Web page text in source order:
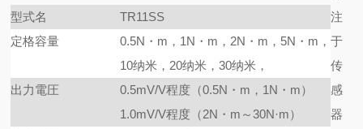
型式名
TR11SS
定格容量
0.5N・m，1N・m，2N・m，5N・m，
10纳米，20纳米，30纳米，
出力電圧
0.5mV/V程度（0.5N・m，1N・m）
1.0mV/V程度（2N・m～30N·m）
注
于
传
感
器